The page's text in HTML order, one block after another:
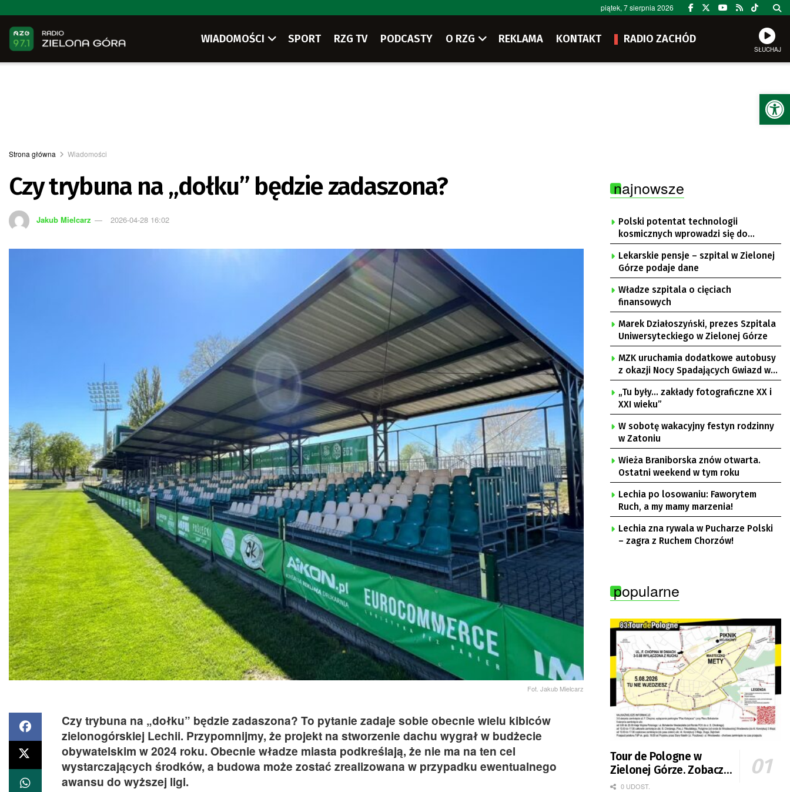
piątek, 7 sierpnia 2026
WIADOMOŚCI SPORT RZG TV PODCASTY O RZG REKLAMA KONTAKT RADIO ZACHÓD
SŁUCHAJ
Strona główna Wiadomości
Czy trybuna na „dołku” będzie zadaszona?
Jakub Mielcarz 2026-04-28 16:02
Fot. Jakub Mielcarz
Czy trybuna na „dołku” będzie zadaszona? To pytanie zadaje sobie obecnie wielu kibiców
zielonogórskiej Lechii. Przypomnijmy, że projekt na stworzenie dachu wygrał w budżecie
obywatelskim w 2024 roku. Obecnie władze miasta podkreślają, że nie ma na ten cel
wystarczających środków, a budowa może zostać zrealizowana w przypadku ewentualnego
awansu do wyższej ligi.
najnowsze
Polski potentat technologii
kosmicznych wprowadzi się do
Zielonej Góry
Lekarskie pensje – szpital w Zielonej
Górze podaje dane
Władze szpitala o cięciach
finansowych
Marek Działoszyński, prezes Szpitala
Uniwersyteckiego w Zielonej Górze
MZK uruchamia dodatkowe autobusy
z okazji Nocy Spadających Gwiazd w
Ochli
„Tu były… zakłady fotograficzne XX i
XXI wieku”
W sobotę wakacyjny festyn rodzinny
w Zatoniu
Wieża Braniborska znów otwarta.
Ostatni weekend w tym roku
Lechia po losowaniu: Faworytem
Ruch, a my mamy marzenia!
Lechia zna rywala w Pucharze Polski
– zagra z Ruchem Chorzów!
popularne
Tour de Pologne w
Zielonej Górze. Zobacz
zmiany w organizacji
0 UDOST.